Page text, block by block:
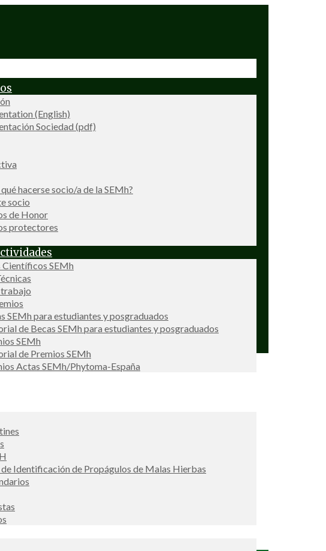
(English)
Sociedad (pdf)
hacerse socio/a de la SEMh?
socio
de Honor
protectores
Científicos SEMh
SEMh para estudiantes y posgraduados
de Becas SEMh para estudiantes y posgraduados
SEMh
de Premios SEMh
Actas SEMh/Phytoma-España
de Identificación de Propágulos de Malas Hierbas